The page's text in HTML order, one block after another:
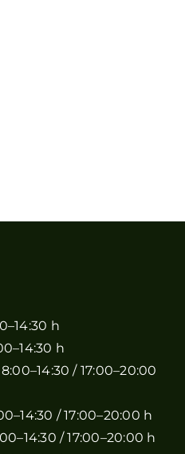
h
h
/ 17:00–20:00
/ 17:00–20:00 h
/ 17:00–20:00 h